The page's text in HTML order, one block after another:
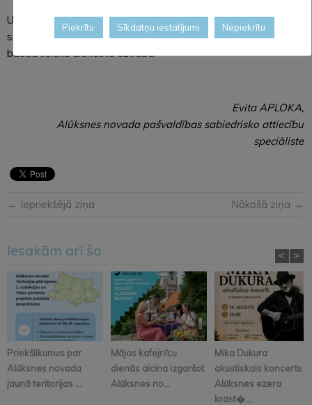
Uzņēmumi un pašvaldības Valsts vides dienesta “Zaļā
saraksta” statusu iegūst uz trīs gadiem, un šajā laikā tie
bauda lielāku dienesta uzticību.
Evita APLOKA,
Alūksnes novada pašvaldības sabiedrisko attiecību
speciāliste
← Iepriekšējā ziņa Nākošā ziņa →
Iesakām arī šo
Priekšlikumus par
Alūksnes novada
jaunā teritorijas ...
Mājas kafejnīcu
dienās aicina izgaršot
Alūksnes no...
Mika Dukura
akustiskais koncerts
Alūksnes ezera
krast�...
< >
Piekrītu Sīkdatņu iestatījumi Nepiekrītu